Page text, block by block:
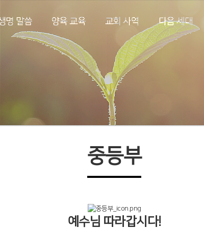
명 말씀 양육 교육 교회 사역 다음 세대
중등부
예수님 따라갑시다!